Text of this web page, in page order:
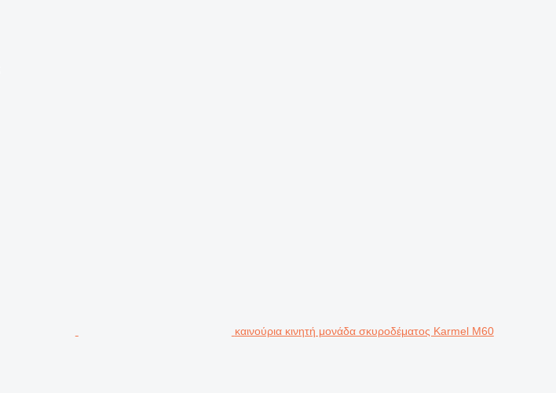
καινούρια κινητή μονάδα σκυροδέματος Karmel M60